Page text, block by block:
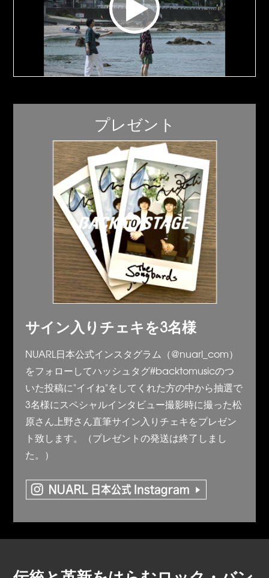
プレゼント
サイン入りチェキを3名様
NUARL日本公式インスタグラム（@nuarl_com）
をフォローしてハッシュタグ#backtomusicのつ
いた投稿に"イイね"をしてくれた方の中から抽選で
3名様にスペシャルインタビュー撮影時に撮った松
原さん上野さん直筆サイン入りチェキをプレゼン
ト致します。（プレゼントの発送は終了しまし
た。）